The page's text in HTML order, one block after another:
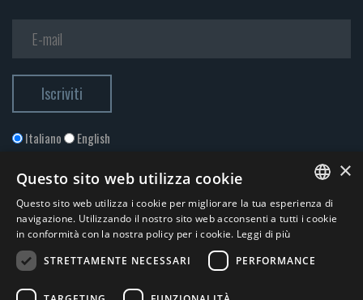
Italiano English
Accetto la Privacy Policy*
ITALIAN
×
Questo sito web utilizza cookie
Questo sito web utilizza i cookie per migliorare la tua esperienza di
navigazione. Utilizzando il nostro sito web acconsenti a tutti i cookie
in conformità con la nostra policy per i cookie. Leggi di più
STRETTAMENTE NECESSARI
PERFORMANCE